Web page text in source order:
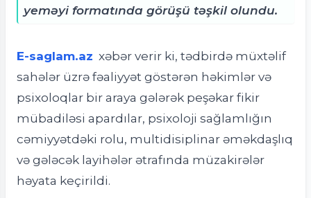
yeməyi formatında görüşü təşkil olundu.
E-saglam.az xəbər verir ki, tədbirdə müxtəlif
sahələr üzrə fəaliyyət göstərən həkimlər və
psixoloqlar bir araya gələrək peşəkar fikir
mübadiləsi apardılar, psixoloji sağlamlığın
cəmiyyətdəki rolu, multidisiplinar əməkdaşlıq
və gələcək layihələr ətrafında müzakirələr
həyata keçirildi.